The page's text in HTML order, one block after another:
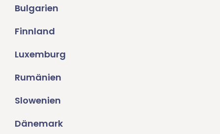
Bulgarien
Finnland
Luxemburg
Rumänien
Slowenien
Dänemark